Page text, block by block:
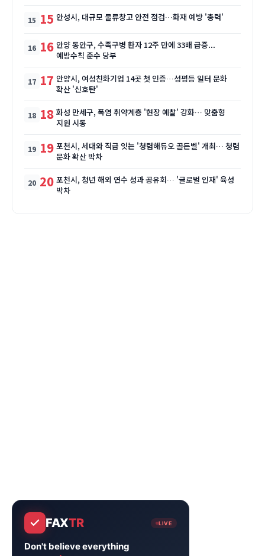
15 안성시, 대규모 물류창고 안전 점검…화재 예방 '총력'
16 안양 동안구, 수족구병 환자 12주 만에 33배 급증...
예방수칙 준수 당부
17 안양시, 여성친화기업 14곳 첫 인증…성평등 일터 문화
확산 '신호탄'
18 화성 만세구, 폭염 취약계층 '현장 예찰' 강화… 맞춤형
지원 시동
19 포천시, 세대와 직급 잇는 '청렴해듀오 골든벨' 개최… 청렴
문화 확산 박차
20 포천시, 청년 해외 연수 성과 공유회… '글로벌 인재' 육성
박차